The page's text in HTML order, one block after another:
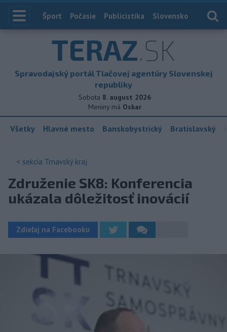
Index
Šport Počasie Publicistika Slovensko
TERAZ.SK
Spravodajský portál Tlačovej agentúry Slovenskej
republiky
Sobota 8. august 2026
Meniny má Oskar
Všetky Hlavné mesto Banskobystrický Bratislavský
< sekcia Trnavský kraj
Združenie SK8: Konferencia
ukázala dôležitosť inovácií
Zdieľaj na Facebooku